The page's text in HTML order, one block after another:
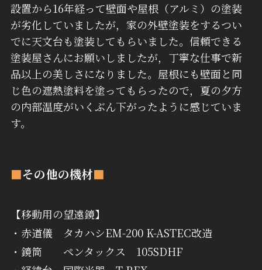
設置から16年経って壁面や屋根（アルミ）の塗装
が劣化していましたが，家の外壁塗装をするつい
でに天文台も塗装してもらいました。信頼できる
塗装屋さんにお願いしましたが，丁寧な仕事で新
品以上の美しさになりました。屋根にも壁面と同
じ色の遮熱塗料を塗ってもらったので，夏の夕方
の内部温度がいくぶん下がったように感じていま
す。
■その他の機材■
【移動用の望遠鏡】
・赤道儀 タカハシEM-200 K-ASTEC改造
・鏡筒 ペンタックス 105SDHF